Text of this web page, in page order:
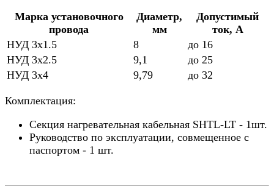
Марка установочного
провода
Диаметр,
мм
Допустимый
ток, А
НУД 3х1.5
8
до 16
НУД 3х2.5
9,1
до 25
НУД 3х4
9,79 до 32
Комплектация:
Секция нагревательная кабельная SHTL-LT - 1шт.
Руководство по эксплуатации, совмещенное с
паспортом - 1 шт.